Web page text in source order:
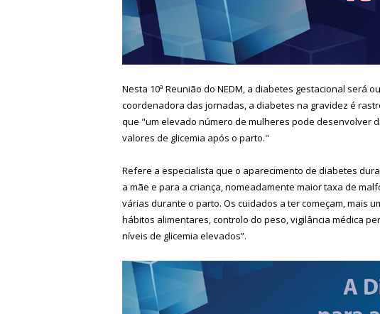
Nesta 10ª Reunião do NEDM, a diabetes gestacional será
coordenadora das jornadas, a diabetes na gravidez é
que "um elevado número de mulheres pode desenvolver
valores de glicemia após o parto."
Refere a especialista que o aparecimento de diabetes
a mãe e para a criança, nomeadamente maior taxa de
várias durante o parto. Os cuidados a ter começam, mais
hábitos alimentares, controlo do peso, vigilância médica
níveis de glicemia elevados”.